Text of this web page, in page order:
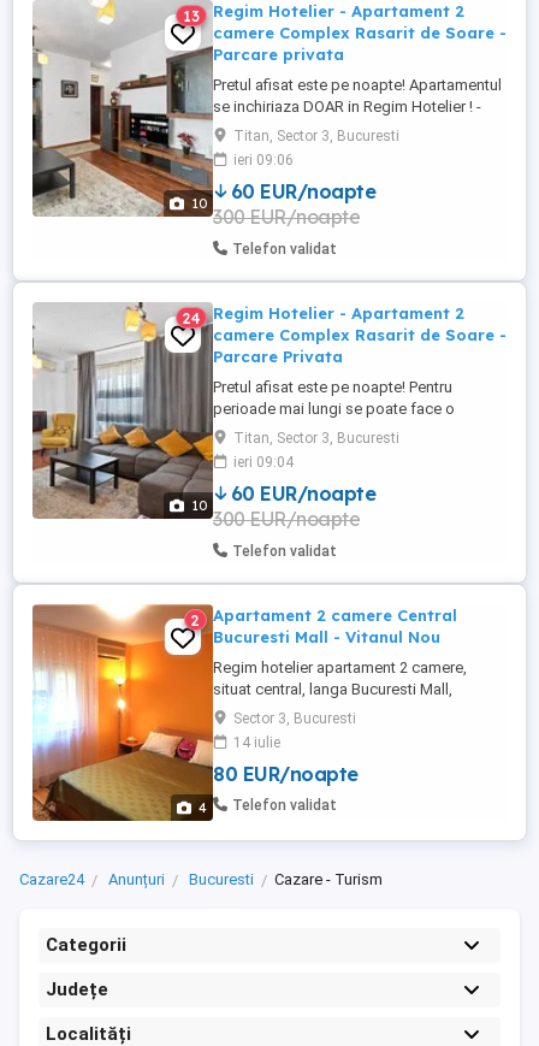
10
13
Regim Hotelier - Apartament 2
camere Complex Rasarit de Soare -
Parcare privata
Pretul afisat este pe noapte! Apartamentul
se inchiriaza DOAR in Regim Hotelier ! -
Strada Liviu Revreanu 46-58 (Complex
Rasarit de Soare) Inchiriere Apartament,
zona Auchan Titan, Complex Rezidential
Rasarit de Soare, supravegheat video 24
24 + loc de parcare inclus! Apartamentul
este complet mobilat ...
Titan, Sector 3, Bucuresti
ieri 09:06
60 EUR/noapte
300 EUR/noapte
Telefon validat
10
24
Regim Hotelier - Apartament 2
camere Complex Rasarit de Soare -
Parcare Privata
Pretul afisat este pe noapte! Pentru
perioade mai lungi se poate face o
reducere! Apartamentul se inchiriaza
DOAR in Regim Hotelier ! - Strada Liviu
Revreanu 46-58 (Complex Rasarit de
Soare) Inchiriere Apartament, zona
Auchan Titan, Complex Rezidential Rasarit
de Soare, supravegheat video 24 24 + ...
Titan, Sector 3, Bucuresti
ieri 09:04
60 EUR/noapte
300 EUR/noapte
Telefon validat
4
2
Apartament 2 camere Central
Bucuresti Mall - Vitanul Nou
Regim hotelier apartament 2 camere,
situat central, langa Bucuresti Mall,
decomandat, 65 metri patrati, ultracurat,
complet mobilat si utilat, centrala termica
proprie, etaj 2 8, balcon, televizor
Samsung 109 cm SMART 4K, canale TV,
streaming (Netflix), fibra optica, internet
Sector 3, Bucuresti
14 iulie
80 EUR/noapte
Telefon validat
Cazare24 Anunțuri Bucuresti Cazare - Turism
Categorii
Județe
Localități